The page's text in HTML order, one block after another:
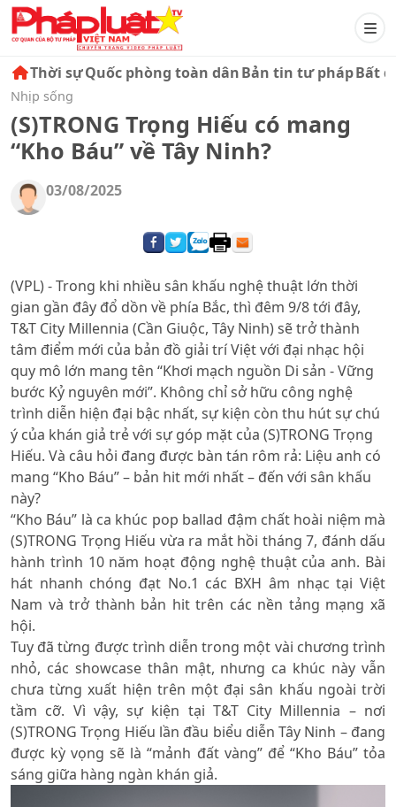
Thời sựQuốc phòng toàn dânBản tin tư phápBất
Nhịp sống
(S)TRONG Trọng Hiếu có mang
“Kho Báu” về Tây Ninh?
03/08/2025
(VPL) - Trong khi nhiều sân khấu nghệ thuật lớn thời
gian gần đây đổ dồn về phía Bắc, thì đêm 9/8 tới đây,
T&T City Millennia (Cần Giuộc, Tây Ninh) sẽ trở thành
tâm điểm mới của bản đồ giải trí Việt với đại nhạc hội
quy mô lớn mang tên “Khơi mạch nguồn Di sản - Vững
bước Kỷ nguyên mới”. Không chỉ sở hữu công nghệ
trình diễn hiện đại bậc nhất, sự kiện còn thu hút sự chú
ý của khán giả trẻ với sự góp mặt của (S)TRONG Trọng
Hiếu. Và câu hỏi đang được bàn tán rôm rả: Liệu anh có
mang “Kho Báu” – bản hit mới nhất – đến với sân khấu
này?
“Kho Báu” là ca khúc pop ballad đậm chất hoài niệm mà
(S)TRONG Trọng Hiếu vừa ra mắt hồi tháng 7, đánh dấu
hành trình 10 năm hoạt động nghệ thuật của anh. Bài
hát nhanh chóng đạt No.1 các BXH âm nhạc tại Việt
Nam và trở thành bản hit trên các nền tảng mạng xã
hội.
Tuy đã từng được trình diễn trong một vài chương trình
nhỏ, các showcase thân mật, nhưng ca khúc này vẫn
chưa từng xuất hiện trên một đại sân khấu ngoài trời
tầm cỡ. Vì vậy, sự kiện tại T&T City Millennia – nơi
(S)TRONG Trọng Hiếu lần đầu biểu diễn Tây Ninh – đang
được kỳ vọng sẽ là “mảnh đất vàng” để “Kho Báu” tỏa
sáng giữa hàng ngàn khán giả.